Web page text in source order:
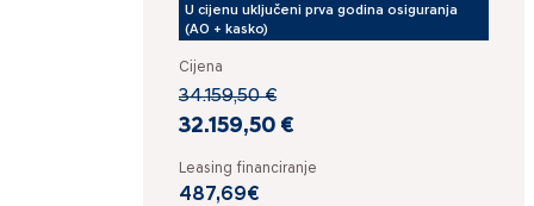
U cijenu uključeni prva godina osiguranja
(AO + kasko)
Cijena
34.159,50 €
32.159,50 €
Leasing financiranje
487,69€